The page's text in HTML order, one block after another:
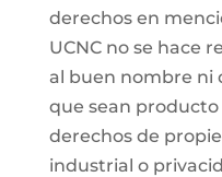
derechos en
UCNC no se hace
al buen nombre ni
que sean producto
derechos de
industrial o